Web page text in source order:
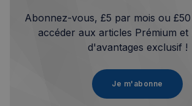
Abonnez-vous, £5 par mois ou
accéder aux articles Prémium et
d'avantages exclusif !
Je m'abonne